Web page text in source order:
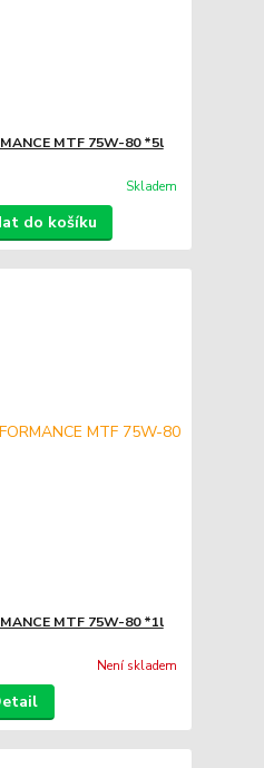
MTF 75W-80 *5l
Skladem
do košíku
MTF 75W-80 *1l
Není skladem